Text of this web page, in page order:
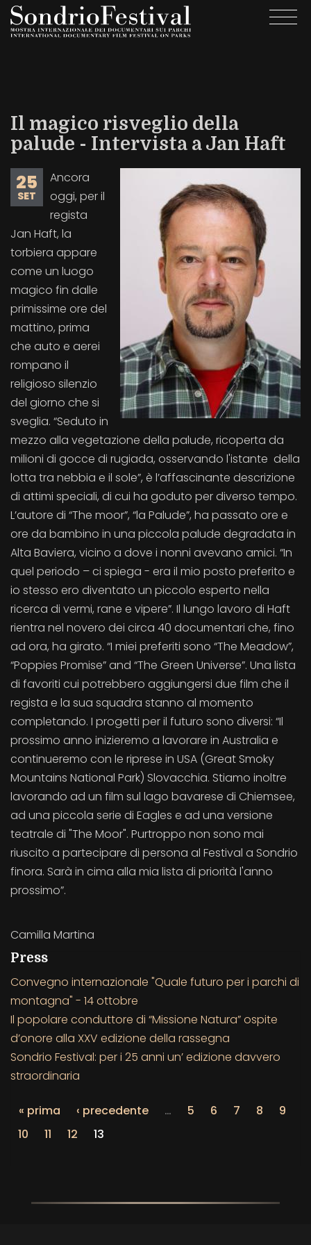
Salta
Il magico risveglio della
palude - Intervista a Jan Haft
25
SET
Ancora
oggi, per il
regista
Jan Haft, la
torbiera appare
come un luogo
magico fin dalle
primissime ore del
mattino, prima
che auto e aerei
rompano il
religioso silenzio
del giorno che si
sveglia. “Seduto in
mezzo alla vegetazione della palude, ricoperta da
milioni di gocce di rugiada, osservando l'istante della
lotta tra nebbia e il sole”, è l’affascinante descrizione
di attimi speciali, di cui ha goduto per diverso tempo.
L’autore di “The moor”, “la Palude”, ha passato ore e
ore da bambino in una piccola palude degradata in
Alta Baviera, vicino a dove i nonni avevano amici. “In
quel periodo – ci spiega - era il mio posto preferito e
io stesso ero diventato un piccolo esperto nella
ricerca di vermi, rane e vipere”. Il lungo lavoro di Haft
rientra nel novero dei circa 40 documentari che, fino
ad ora, ha girato. “I miei preferiti sono “The Meadow”,
“Poppies Promise” and “The Green Universe”. Una lista
di favoriti cui potrebbero aggiungersi due film che il
regista e la sua squadra stanno al momento
completando. I progetti per il futuro sono diversi: “Il
prossimo anno inizieremo a lavorare in Australia e
continueremo con le riprese in USA (Great Smoky
Mountains National Park) Slovacchia. Stiamo inoltre
lavorando ad un film sul lago bavarese di Chiemsee,
ad una piccola serie di Eagles e ad una versione
teatrale di "The Moor". Purtroppo non sono mai
riuscito a partecipare di persona al Festival a Sondrio
finora. Sarà in cima alla mia lista di priorità l'anno
prossimo”.
Camilla Martina
Press
Convegno internazionale "Quale futuro per i parchi di
montagna" - 14 ottobre
Il popolare conduttore di “Missione Natura” ospite
d’onore alla XXV edizione della rassegna
Sondrio Festival: per i 25 anni un’ edizione davvero
straordinaria
« prima ‹ precedente … 5 6 7 8
9
10
11 12 13